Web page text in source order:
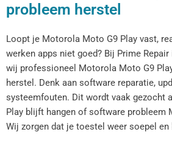
probleem herstel
Loopt je Motorola Moto G9 Play vast,
werken apps niet goed? Bij Prime
wij professioneel Motorola Moto G9
herstel. Denk aan software reparatie,
systeemfouten. Dit wordt vaak gezocht
Play blijft hangen of software probleem
Wij zorgen dat je toestel weer soepel